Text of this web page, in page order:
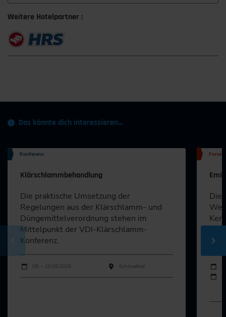
Weitere Hotelpartner :
Das könnte dich interessieren…
Konferenz
Klärschlammbehandlung
Die praktische Umsetzung der
Regelungen aus der Klärschlamm- und
Düngemittelverordnung stehen im
Mittelpunkt der VDI-Klärschlamm-
Konferenz.
Durchführungen
Veranstaltungsdatum Veranstaltungsort
09. – 10.09.2026 Schönefeld
Forum